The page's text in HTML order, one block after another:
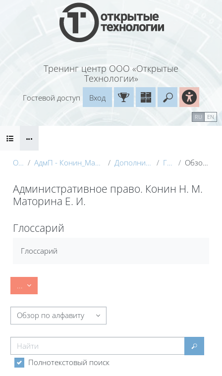
Перейти к основному содержанию
Тренинг центр ООО «Открытые
Технологии»
Введите
Гостевой доступ
Вход
RU EN
Блоки
О курсе АдмП - Конин_Маторина (Электронный курс)_Демо Дополнительные материалы Глоссарий Обзор по алфавиту
Административное право. Конин Н. М.
Маторина Е. И.
Глоссарий
Глоссарий
... Экспорт записей
Обзор глоссария по алфавиту
Найти
Найти
Полнотекстовый поиск